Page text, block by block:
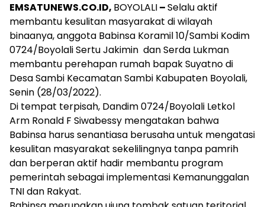
EMSATUNEWS.CO.ID, BOYOLALI–Selalu aktif
membantu kesulitan masyarakat di wilayah
binaanya, anggota Babinsa Koramil 10/Sambi Kodim
0724/Boyolali Sertu Jakimin dan Serda Lukman
membantu perehapan rumah bapak Suyatno di
Desa Sambi Kecamatan Sambi Kabupaten Boyolali,
Senin (28/03/2022).
Di tempat terpisah, Dandim 0724/Boyolali Letkol
Arm Ronald F Siwabessy mengatakan bahwa
Babinsa harus senantiasa berusaha untuk mengatasi
kesulitan masyarakat sekelilingnya tanpa pamrih
dan berperan aktif hadir membantu program
pemerintah sebagai implementasi Kemanunggalan
TNI dan Rakyat.